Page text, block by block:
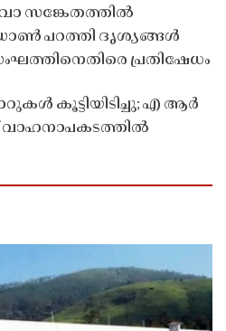
സങ്കേതത്തിൽ
പറത്തി ദൃശ്യങ്ങൾ
പ്രതിഷേധം
കൂട്ടിയിടിച്ചു; എ ആർ
വാഹനാപകടത്തിൽ